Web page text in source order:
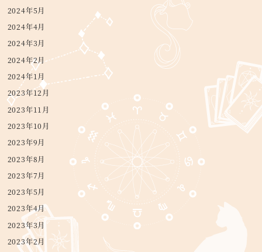
2024年5月
2024年4月
2024年3月
2024年2月
2024年1月
2023年12月
2023年11月
2023年10月
2023年9月
2023年8月
2023年7月
2023年5月
2023年4月
2023年3月
2023年2月